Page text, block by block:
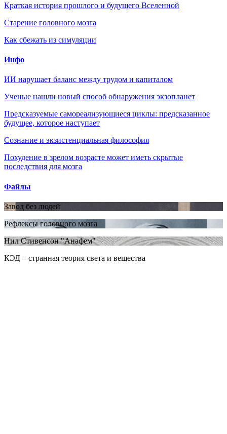
Краткая история прошлого и будущего Вселенной
Старение головного мозга
Как сбежать из симуляции
Инфо
ИИ нарушает баланс между трудом и капиталом
Ученые нашли новый способ обнаружения экзопланет
Предсказуемые самореализующиеся циклы: предсказанное
будущее, которое наступает
Сознание и экзистенциальная философия
Похудение в зрелом возрасте может иметь скрытые
последствия для мозга
Файлы
Завод без людей
Рефлексы головного мозга
Нил Стивенсон "Анафем"
КЭД – странная теория света и вещества